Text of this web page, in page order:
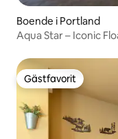
Boende i Portland
Aqua Star – Iconic
Gästfavorit
Gästfavorit